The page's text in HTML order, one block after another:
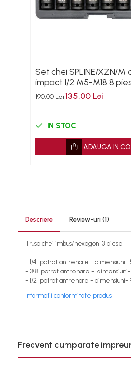
Schimb ulei
Accesorii schimb ulei
Scule Ajutatoare
Scule De Mana si Unelte
Capsatoare tapiterie
Chei Dinamometrice
Aeroterme si Incalzitoare
Aparate de spalat cu presiune
Aspiratoare industriale
Lampi si Lanterne
Masini de insurubat si gaurit
Masini de polishat
Pistoale aer cald
Rindele
Slefuitoare electrice
Set chei SPLINE/XZN/M
impact 1/2 M5-M18 8
190,00 Lei135,00 Lei
IN STOC
ADAUGA IN
Descriere Review-uri (1)
Trusa chei imbus/hexagon 13 piese
- 1/4" patrat antrenare - dimensiuni- 5/
- 3/8" patrat antrenare - dimensiuni-
- 1/2" patrat antrenare - dimensiuni-
Informatii conformitate produs
Frecvent cumparate